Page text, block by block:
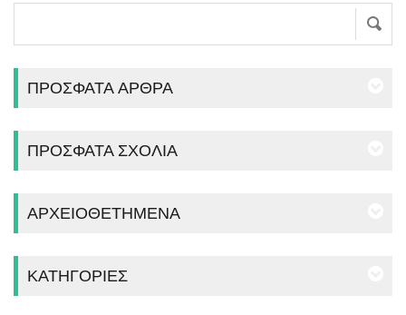
ΠΡΌΣΦΑΤΑ ΆΡΘΡΑ
ΠΡΌΣΦΑΤΑ ΣΧΌΛΙΑ
ΑΡΧΕΙΟΘΕΤΗΜΈΝΑ
ΚΑΤΗΓΟΡΊΕΣ